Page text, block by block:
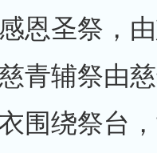
恩圣祭，
青辅祭由
围绕祭台